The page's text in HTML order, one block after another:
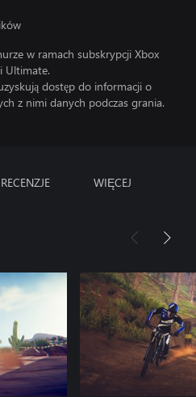
w ramach subskrypcji Xbox
Ultimate.
dostęp do informacji o
z nimi danych podczas grania.
RECENZJE WIĘCEJ